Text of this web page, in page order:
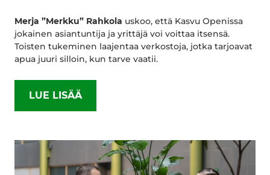
Merja ”Merkku” Rahkola uskoo, että Kasvu Openissa
jokainen asiantuntija ja yrittäjä voi voittaa itsensä.
Toisten tukeminen laajentaa verkostoja, jotka tarjoavat
apua juuri silloin, kun tarve vaatii.
LUE LISÄÄ